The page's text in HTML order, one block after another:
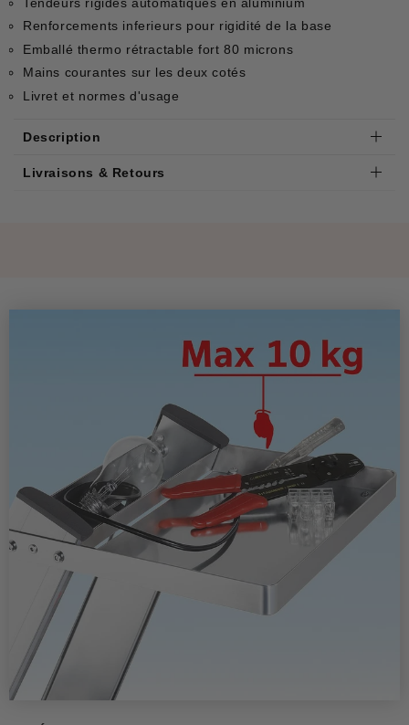
Renforcements inferieurs pour rigidité de la base
Emballé thermo rétractable fort 80 microns
Mains courantes sur les deux cotés
Livret et normes d'usage
Description
Livraisons & Retours